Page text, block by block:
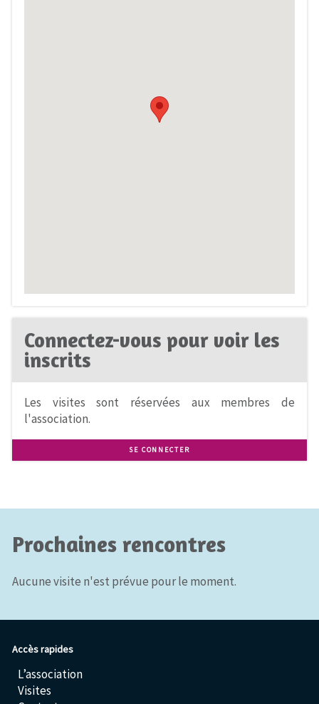
Connectez-vous pour voir les
inscrits
Les visites sont réservées aux membres de
l'association.
SE CONNECTER
Prochaines rencontres
Aucune visite n'est prévue pour le moment.
Accès rapides
L’association
Visites